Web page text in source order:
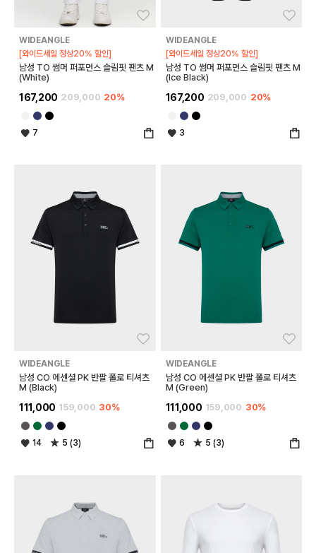
WIDEANGLE
[와이드세일 정상20% 할인]
남성 TO 썸머 퍼포먼스 슬림핏 팬츠 M
(White)
167,200 209,000 20%
7
WIDEANGLE
[와이드세일 정상20% 할인]
남성 TO 썸머 퍼포먼스 슬림핏 팬츠 M
(Ice Black)
167,200 209,000 20%
3
WIDEANGLE
남성 CO 에센셜 PK 반팔 폴로 티셔츠
M (Black)
111,000 159,000 30%
14 5 (3)
WIDEANGLE
남성 CO 에센셜 PK 반팔 폴로 티셔츠
M (Green)
111,000 159,000 30%
6 5 (3)